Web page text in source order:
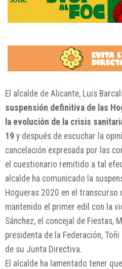
El alcalde de Alicante, Luis
suspensión definitiva de las
la evolución de la crisis
19 y después de escuchar la
cancelación expresada por las
el cuestionario remitido a tal
alcalde ha comunicado la
Hogueras 2020 en el transcurso
mantenido el primer edil con la
Sánchez, el concejal de Fiestas,
presidenta de la Federación,
de su Junta Directiva.
El alcalde ha lamentado tener